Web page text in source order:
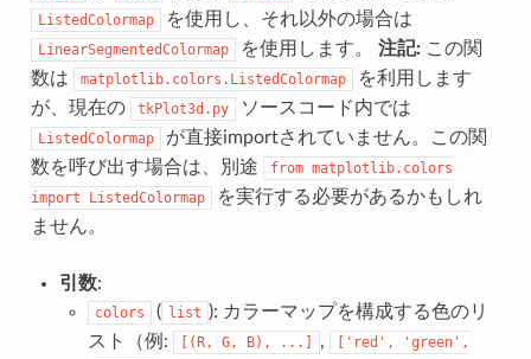
ListedColormap を使用し、それ以外の場合は
LinearSegmentedColormap を使用します。 注記:この関
数は
matplotlib.colors.ListedColormap
を利用します
が、現在の
tkPlot3d.py ソースコード内では
ListedColormap
が直接importされていません。この関
数を呼び出す場合は、別途
from matplotlib.colors
import
ListedColormap
を実行する必要があるかもしれ
ません。
引数:
colors ( list ): カラーマップを構成する色のリ
スト（例:
[(R, G, B), ...] , ['red',
'green',